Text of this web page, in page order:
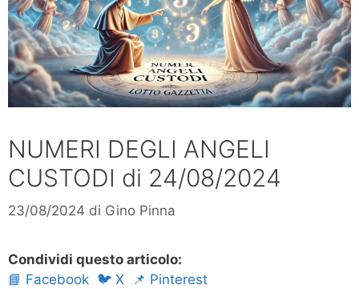
NUMERI DEGLI ANGELI
CUSTODI di 24/08/2024
23/08/2024 di Gino Pinna
Condividi questo articolo:
📘 Facebook 🐦 X 📌 Pinterest